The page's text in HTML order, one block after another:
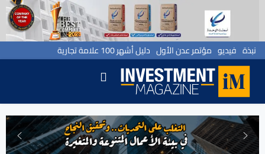
نبذة فيديو مؤتمر عدن الأول دليل أشهر 100 علامة تجارية